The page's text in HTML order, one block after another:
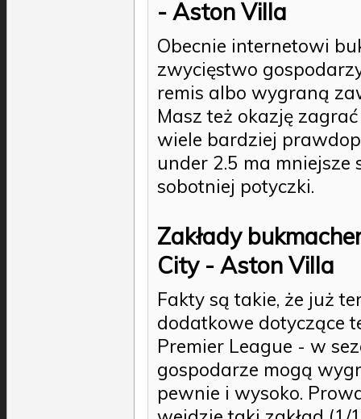
- Aston Villa
Obecnie internetowi
zwycięstwo
remis albo wygraną
Masz też okazję
wiele bardziej
under 2.5 ma mniejsze
sobotniej potyczki.
Zakłady
City - Aston Villa
Fakty są takie, że już
dodatkowe dotyczące
Premier League - w
gospodarze mogą
pewnie i wysoko.